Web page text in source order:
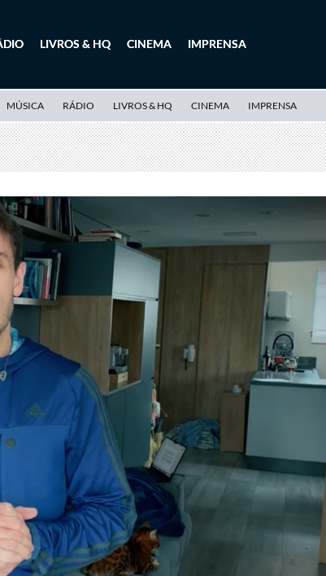
LIVROS & HQ CINEMA IMPRENSA
MÚSICA RÁDIO LIVROS & HQ CINEMA IMPRENSA